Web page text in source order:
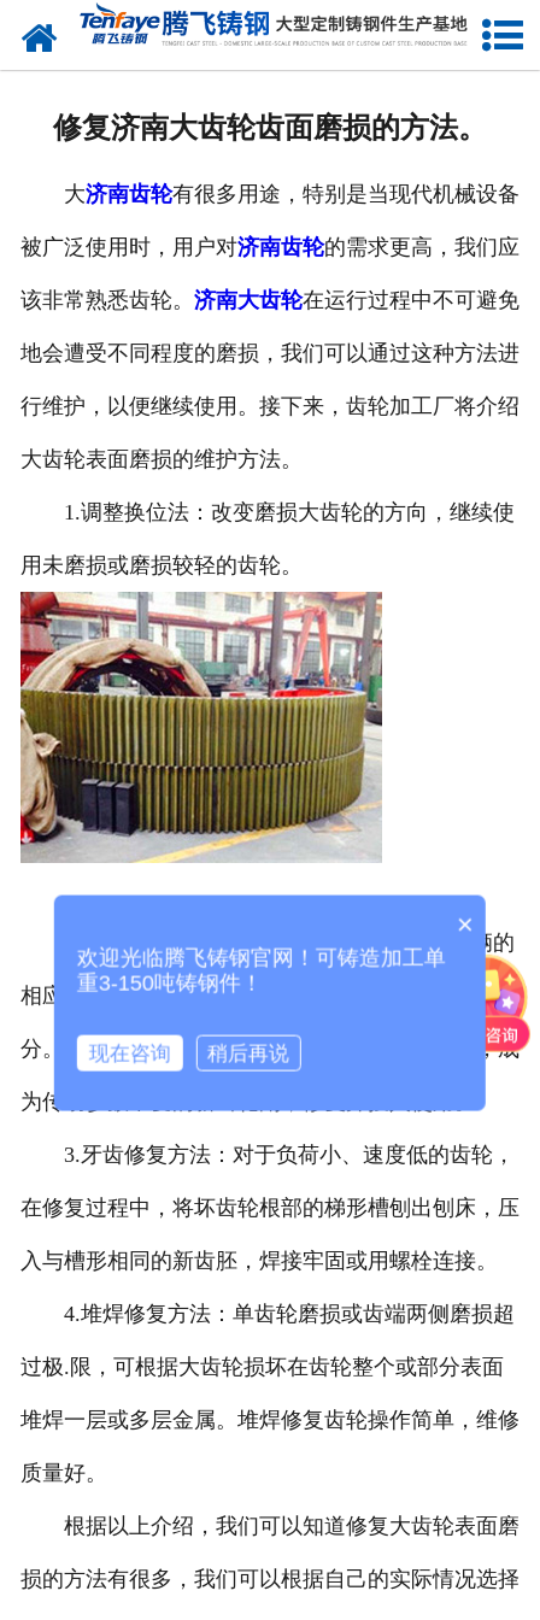
网站首页
生产能力
联系我们
修复济南大齿轮齿面磨损的方法。
大济南齿轮有很多用途，特别是当现代机械设备
被广泛使用时，用户对济南齿轮的需求更高，我们应
该非常熟悉齿轮。 济南大齿轮在运行过程中不可避免
地会遭受不同程度的磨损，我们可以通过这种方法进
行维护，以便继续使用。接下来，齿轮加工厂将介绍
大齿轮表面磨损的维护方法。
1.调整换位法：改变磨损大齿轮的方向，继续使
用未磨损或磨损较轻的齿轮。
2.变位切割方法：去除报废的大齿轮外径车辆的
相应值，然后再滚动大齿轮，去除齿表面的腐蚀部
分。大齿轮为负变位，小齿轮为正变位。加工后，成
为传动参数不变的新齿轮副，修复并投入使用。
3.牙齿修复方法：对于负荷小、速度低的齿轮，
在修复过程中，将坏齿轮根部的梯形槽刨出刨床，压
入与槽形相同的新齿胚，焊接牢固或用螺栓连接。
4.堆焊修复方法：单齿轮磨损或齿端两侧磨损超
过极.限，可根据大齿轮损坏在齿轮整个或部分表面
堆焊一层或多层金属。堆焊修复齿轮操作简单，维修
质量好。
根据以上介绍，我们可以知道修复大齿轮表面磨
损的方法有很多，我们可以根据自己的实际情况选择
×
欢迎光临腾飞铸钢官网！可铸造加工单
重3-150吨铸钢件！
现在咨询 稍后再说